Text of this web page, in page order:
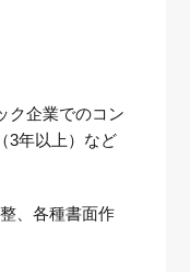
ク企業でのコン
3年以上）など
、各種書面作